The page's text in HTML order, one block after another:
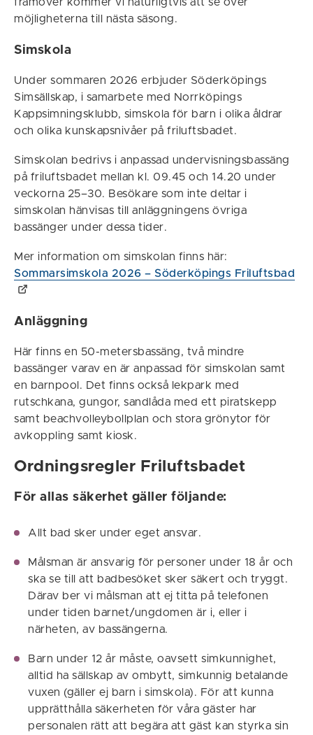
möjligheterna till nästa säsong.
Simskola
Under sommaren 2026 erbjuder Söderköpings
Simsällskap, i samarbete med Norrköpings
Kappsimningsklubb, simskola för barn i olika åldrar
och olika kunskapsnivåer på friluftsbadet.
Simskolan bedrivs i anpassad undervisningsbassäng
på friluftsbadet mellan kl. 09.45 och 14.20 under
veckorna 25–30. Besökare som inte deltar i
simskolan hänvisas till anläggningens övriga
bassänger under dessa tider.
Mer information om simskolan finns här:
Sommarsimskola 2026 – Söderköpings Friluftsbad
Anläggning
Här finns en 50-metersbassäng, två mindre
bassänger varav en är anpassad för simskolan samt
en barnpool. Det finns också lekpark med
rutschkana, gungor, sandlåda med ett piratskepp
samt beachvolleybollplan och stora grönytor för
avkoppling samt kiosk.
Ordningsregler Friluftsbadet
För allas säkerhet gäller följande:
Allt bad sker under eget ansvar.
Målsman är ansvarig för personer under 18 år och
ska se till att badbesöket sker säkert och tryggt.
Därav ber vi målsman att ej titta på telefonen
under tiden barnet/ungdomen är i, eller i
närheten, av bassängerna.
Barn under 12 år måste, oavsett simkunnighet,
alltid ha sällskap av ombytt, simkunnig betalande
vuxen (gäller ej barn i simskola). För att kunna
upprätthålla säkerheten för våra gäster har
personalen rätt att begära att gäst kan styrka sin